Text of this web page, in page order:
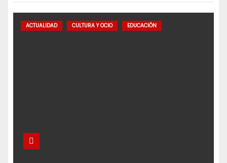
ACTUALIDAD CULTURA Y OCIO EDUCACIÓN